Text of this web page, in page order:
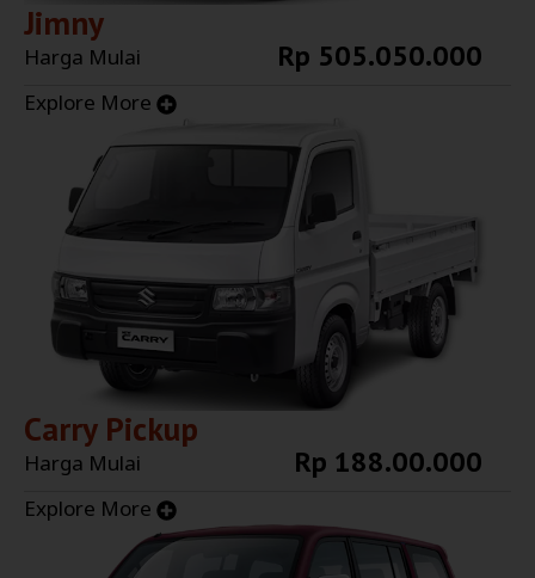
Jimny
Harga Mulai Rp 505.050.000
Explore More
Carry Pickup
Harga Mulai Rp 188.00.000
Explore More